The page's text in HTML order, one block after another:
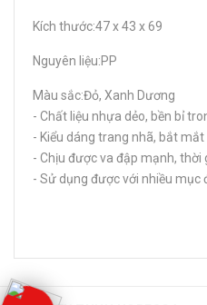
Kích thước:47 x 43 x 69
Nguyên liệu:PP
Màu sắc:Đỏ, Xanh Dương
- Chất liệu nhựa dẻo, bền bỉ
- Kiểu dáng trang nhã, bắt mắt
- Chịu được va đập mạnh, thời
- Sử dụng được với nhiều mục